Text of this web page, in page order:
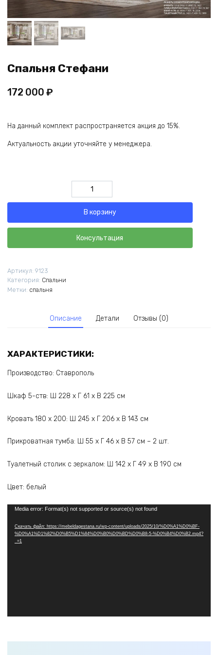
Спальня Стефани
172 000 ₽
На данный комплект распространяется акция до 15%.
Актуальность акции уточняйте у менеджера.
Количество
товара
Стефани
В корзину
Консультация
Артикул: 9123
Категория: Спальни
Метки: спальня
Описание Детали Отзывы (0)
ХАРАКТЕРИСТИКИ:
Производство: Ставрополь
Шкаф 5-ств: Ш 228 х Г 61 х В 225 см
Кровать 180 х 200: Ш 245 х Г 206 х В 143 см
Прикроватная тумба: Ш 55 х Г 46 х В 57 см – 2 шт.
Туалетный столик с зеркалом: Ш 142 х Г 49 х В 190 см
Цвет: белый
Видеоплеер
Media error: Format(s) not supported or source(s) not found
Скачать файл: https://mebeldagestana.ru/wp-content/uploads/2025/10/%D0%A1%D0%BF-
%D0%A1%D1%82%D0%B5%D1%84%D0%B0%D0%BD%D0%B8-5-%D0%B4%D0%B2.mp4?
_=1